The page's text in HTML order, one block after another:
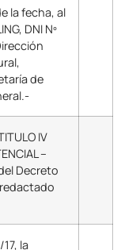
la fecha, al
DNI Nº
de
IV
–
Decreto
la